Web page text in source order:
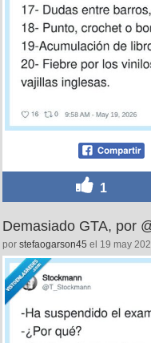
1
Demasiado GTA, por
por stefaogarson45 el 19 may